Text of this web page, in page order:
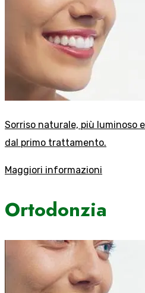
Sorriso naturale, più luminoso
dal primo trattamento.
Maggiori informazioni
Ortodonzia